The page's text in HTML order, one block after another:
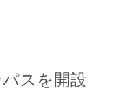
スを開設